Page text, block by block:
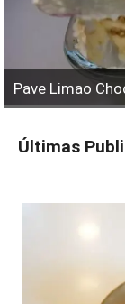
Pave Limao
Últimas